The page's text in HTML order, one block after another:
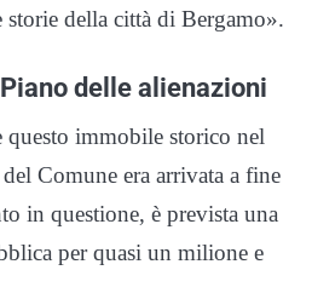
della città di Bergamo».
delle alienazioni
questo immobile storico nel
Comune era arrivata a fine
in questione, è prevista una
per quasi un milione e